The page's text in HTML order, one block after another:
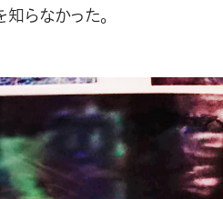
らなかった。